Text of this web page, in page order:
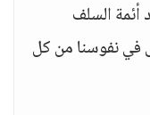
السلف
في نفوسنا من كل